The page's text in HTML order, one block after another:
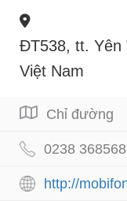
ĐT538, tt. Yên
Việt Nam
Chỉ đường
0238
http://